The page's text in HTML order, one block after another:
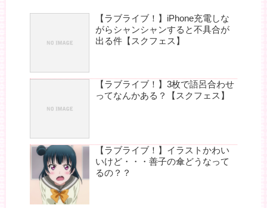
【ラブライブ！】iPhone充電しな
がらシャンシャンすると不具合が
出る件【スクフェス】
【ラブライブ！】3枚で語呂合わせ
ってなんかある？【スクフェス】
【ラブライブ！】イラストかわい
いけど・・・善子の傘どうなって
るの？？